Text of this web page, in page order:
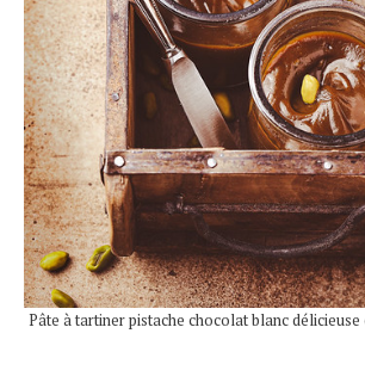
Pâte à tartiner pistache chocolat blanc délicieuse